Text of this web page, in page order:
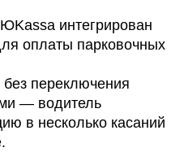
интегрирован
оплаты парковочных
переключения
— водитель
в несколько касаний